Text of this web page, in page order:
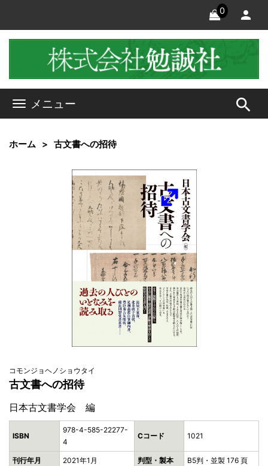
0
メニュー search
ホーム 古文書への招待
コモンジョヘノショウタイ
古文書への招待
日本古文書学会 編
ISBN
978-4-585-22277-
4
Cコード 1021
刊行年月 2021年1月 判型・製本 B5判・並製 176 頁